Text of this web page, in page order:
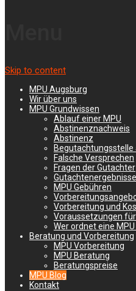
Skip to content
MPU Augsburg
Wir über uns
MPU Grundwissen
Ablauf einer MPU
Abstinenznachweis
Abstinenz
Begutachtungsstelle
Falsche Versprechen
Fragen der Gutachter
Gutachtenergebnisse
MPU Gebühren
Vorbereitung und
Voraussetzungen
Wer ordnet eine MPU
Beratung und Vorbereitung
MPU Vorbereitung
MPU Beratung
Beratungspreise
MPU Blog
Kontakt
14. Dezember 2015 Martin
Hier finden Sie rechtliche,
Beiträge zu den Themen
Klicken Sie auf die
gesamten Beitrag zu lesen.
Post
Bier im eigenen Bauch brauen